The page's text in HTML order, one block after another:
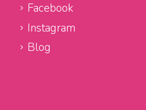
Facebook
Instagram
Blog